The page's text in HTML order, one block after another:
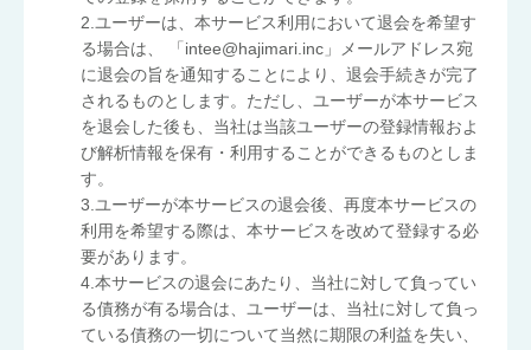
2.ユーザーは、本サービス利用において退会を希望す
る場合は、 「intee@hajimari.inc」メールアドレス宛
に退会の旨を通知することにより、退会手続きが完了
されるものとします。ただし、ユーザーが本サービス
を退会した後も、当社は当該ユーザーの登録情報およ
び解析情報を保有・利用することができるものとしま
す。
3.ユーザーが本サービスの退会後、再度本サービスの
利用を希望する際は、本サービスを改めて登録する必
要があります。
4.本サービスの退会にあたり、当社に対して負ってい
る債務が有る場合は、ユーザーは、当社に対して負っ
ている債務の一切について当然に期限の利益を失い、